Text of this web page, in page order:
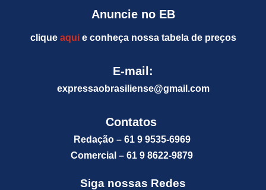
Anuncie no EB
clique aquie conheça nossa tabela de preços
E-mail:
expressaobrasiliense@gmail.com
Contatos
Redação – 61 9 9535-6969
Comercial – 61 9 8622-9879
Siga nossas Redes